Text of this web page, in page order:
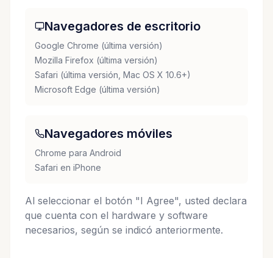
Navegadores de escritorio
Google Chrome (última versión)
Mozilla Firefox (última versión)
Safari (última versión, Mac OS X 10.6+)
Microsoft Edge (última versión)
Navegadores móviles
Chrome para Android
Safari en iPhone
Al seleccionar el botón "I Agree", usted declara
que cuenta con el hardware y software
necesarios, según se indicó anteriormente.